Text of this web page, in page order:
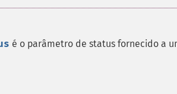
é o parâmetro de status fornecido a